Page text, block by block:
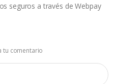
seguros a través de Webpay
tu comentario